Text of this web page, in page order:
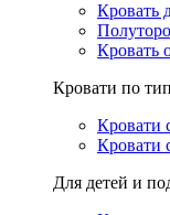
Кровать
Кровать
Кровати по
Кровати
Кровати
Для детей и